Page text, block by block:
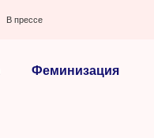
В прессе
Феминизация